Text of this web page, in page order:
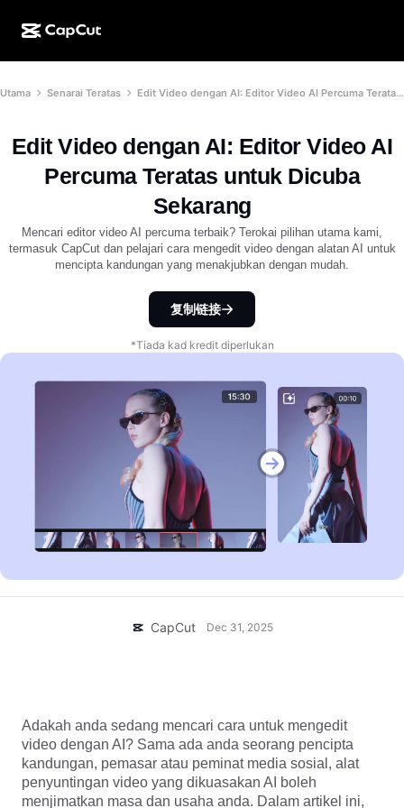
Desktop CapCut
Dalam Talian CapCut
CapCut Pad
Mudah Alih CapCut
AI Dreamina
Ciptaan AI
Penjana imej AI
Peningkat imej AI
Dreamina Seedance 2.5
Nano Banana Pro
Kapsyen automatik
Templat kapsyen
Kurangkan hingar
Imej
Ciri
Editor & penjana video
Editor & penjana imej
Penjana & editor suara
Media sosial
Gaya Hidup & Vlog
Reka bentuk tersuai
Lagi
Pilihan Popular
Trend & petua templat
Lagi
Templat media sosial
Templat musim cuti
Lagi
Templat kalendar
Templat ulang tahun
Templat perniagaan
Templat industri
Templat recap
Perihal
Inisiatif
Sekutu
Program Perintis
Program Rakan Kongsi Kreatif
Kampus Kreatif CapCut
Pusat Amanah
Pusat Bantuan
Bilik Berita
Perihal Terma Perkhidmatan CapCut
Dreamina Seedance 2.0 Launch
Buka CapCut
Utama Senarai Teratas Edit Video dengan AI: Editor Video AI Percuma Teratas untuk Dicuba Sekarang
Edit Video dengan AI: Editor Video AI
Percuma Teratas untuk Dicuba
Sekarang
Mencari editor video AI percuma terbaik? Terokai pilihan utama kami,
termasuk CapCut dan pelajari cara mengedit video dengan alatan AI untuk
mencipta kandungan yang menakjubkan dengan mudah.
复制链接
*Tiada kad kredit diperlukan
CapCut Dec 31, 2025
Adakah anda sedang mencari cara untuk mengedit
video dengan AI? Sama ada anda seorang pencipta
kandungan, pemasar atau peminat media sosial, alat
penyuntingan video yang dikuasakan AI boleh
menjimatkan masa dan usaha anda. Dalam artikel ini,